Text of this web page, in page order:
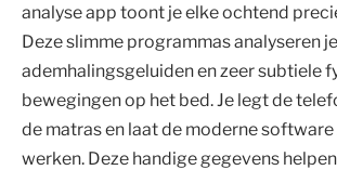
analyse app toont je elke ochtend
Deze slimme programmas analyseren je
ademhalingsgeluiden en zeer subtiele
bewegingen op het bed. Je legt de
de matras en laat de moderne
werken. Deze handige gegevens